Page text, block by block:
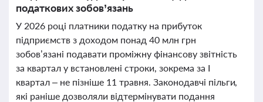
податкових зобов’язань
У 2026 році платники податку на прибуток
підприємств з доходом понад 40 млн грн
зобов’язані подавати проміжну фінансову звітність
за квартал у встановлені строки, зокрема за І
квартал – не пізніше 11 травня. Законодавчі пільги,
які раніше дозволяли відтермінувати подання